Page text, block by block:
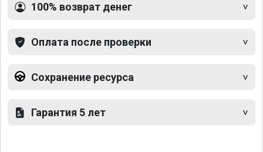
100% возврат денег
Оплата после проверки
Сохранение ресурса
Гарантия 5 лет